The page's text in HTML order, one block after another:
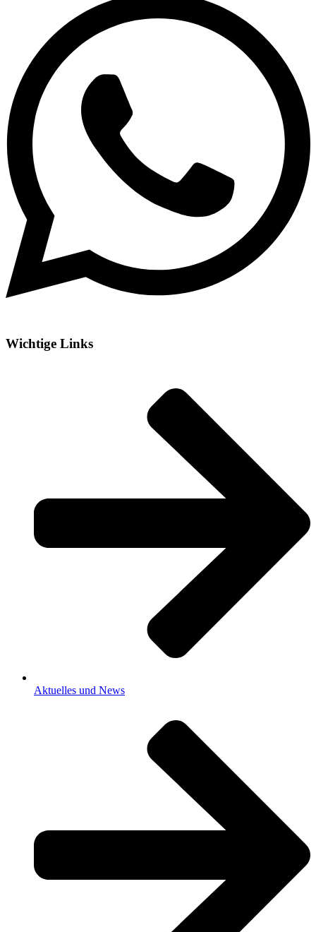
Wichtige Links
Aktuelles und News